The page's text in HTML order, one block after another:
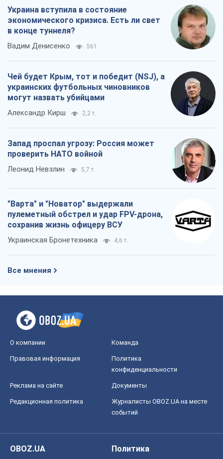
Украина вступила в состояние
экономического кризиса. Есть ли свет
в конце туннеля?
Вадим Денисенко 561
Чей будет Крым, тот и победит (NSJ), а
украинских футбольных чиновников
могут назвать убийцами
Александр Кирш 2,2 т.
Запад проспал угрозу: Россия может
проверить НАТО войной
Леонид Невзлин 5,7 т.
"Варта" и "Новатор" выдержали
пулеметный обстрел и удар FPV-дрона,
сохранив жизнь офицеру ВСУ
Украинская Бронетехника 4,6 т.
Все мнения
О компании Команда
Правовая информация
Политика
конфиденциальности
Реклама на сайте Документы
Редакционная политика
Журналисты OBOZ.UA на месте
событий
OBOZ.UA
Политика